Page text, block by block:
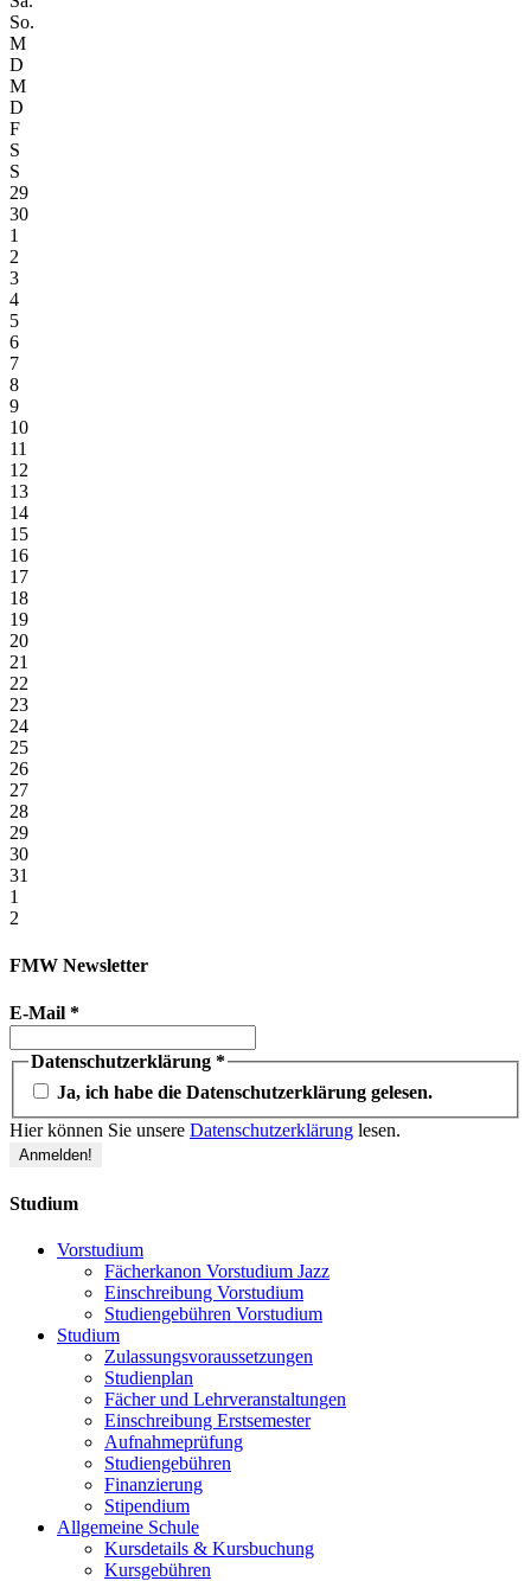
So.
M
D
M
D
F
S
S
29
30
1
2
3
4
5
6
7
8
9
10
11
12
13
14
15
16
17
18
19
20
21
22
23
24
25
26
27
28
29
30
31
1
2
FMW Newsletter
E-Mail *
Datenschutzerklärung *
Ja, ich habe die Datenschutzerklärung gelesen.
Hier können Sie unsere Datenschutzerklärung lesen.
Studium
Vorstudium
Fächerkanon Vorstudium Jazz
Einschreibung Vorstudium
Studiengebühren Vorstudium
Studium
Zulassungsvoraussetzungen
Studienplan
Fächer und Lehrveranstaltungen
Einschreibung Erstsemester
Aufnahmeprüfung
Studiengebühren
Finanzierung
Stipendium
Allgemeine Schule
Kursdetails & Kursbuchung
Kursgebühren